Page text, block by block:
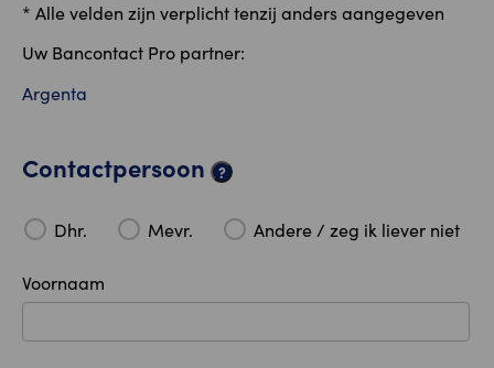
* Alle velden zijn verplicht tenzij anders aangegeven
Uw Bancontact Pro partner:
Argenta
Contactpersoon ?
Dhr. Mevr. Andere / zeg ik liever niet
Voornaam